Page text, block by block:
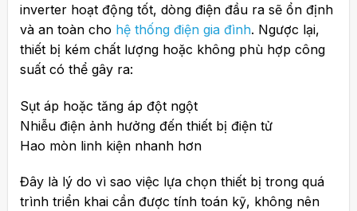
inverter hoạt động tốt, dòng điện đầu ra sẽ ổn định
và an toàn cho hệ thống điện gia đình. Ngược lại,
thiết bị kém chất lượng hoặc không phù hợp công
suất có thể gây ra:
Sụt áp hoặc tăng áp đột ngột
Nhiễu điện ảnh hưởng đến thiết bị điện tử
Hao mòn linh kiện nhanh hơn
Đây là lý do vì sao việc lựa chọn thiết bị trong quá
trình triển khai cần được tính toán kỹ, không nên